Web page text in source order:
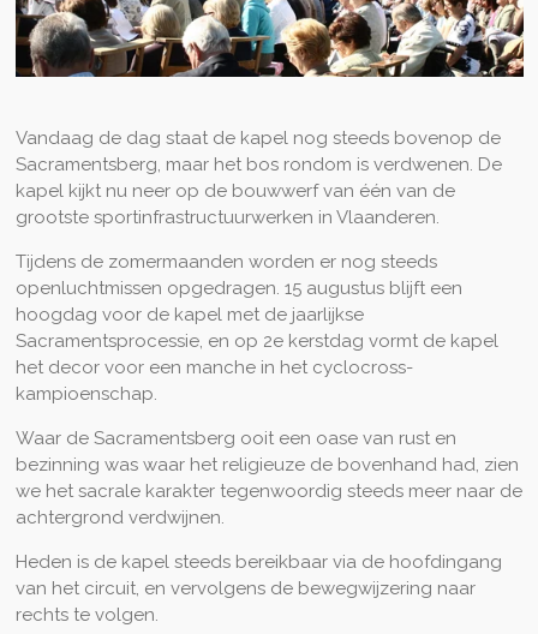
Vandaag de dag staat de kapel nog steeds bovenop de
Sacramentsberg, maar het bos rondom is verdwenen. De
kapel kijkt nu neer op de bouwwerf van één van de
grootste sportinfrastructuurwerken in Vlaanderen.
Tijdens de zomermaanden worden er nog steeds
openluchtmissen opgedragen. 15 augustus blijft een
hoogdag voor de kapel met de jaarlijkse
Sacramentsprocessie, en op 2e kerstdag vormt de kapel
het decor voor een manche in het cyclocross-
kampioenschap.
Waar de Sacramentsberg ooit een oase van rust en
bezinning was waar het religieuze de bovenhand had, zien
we het sacrale karakter tegenwoordig steeds meer naar de
achtergrond verdwijnen.
Heden is de kapel steeds bereikbaar via de hoofdingang
van het circuit, en vervolgens de bewegwijzering naar
rechts te volgen.